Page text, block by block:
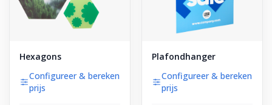
Hexagons
Configureer & bereken
prijs
Plafondhanger
Configureer & bereken
prijs